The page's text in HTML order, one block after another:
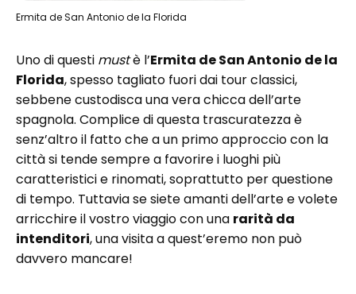
Ermita de San Antonio de la Florida
Uno di questi mustè l’Ermita de San Antonio de la
Florida, spesso tagliato fuori dai tour classici,
sebbene custodisca una vera chicca dell’arte
spagnola. Complice di questa trascuratezza è
senz’altro il fatto che a un primo approccio con la
città si tende sempre a favorire i luoghi più
caratteristici e rinomati, soprattutto per questione
di tempo. Tuttavia se siete amanti dell’arte e volete
arricchire il vostro viaggio con una rarità da
intenditori, una visita a quest’eremo non può
davvero mancare!